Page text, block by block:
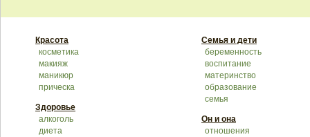
Красота
косметика
макияж
маникюр
прическа
Здоровье
алкоголь
диета
Семья и дети
беременность
воспитание
материнство
образование
семья
Он и она
отношения